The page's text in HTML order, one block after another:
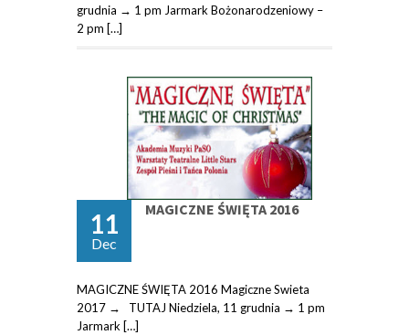
grudnia → 1 pm Jarmark Bożonarodzeniowy –
2 pm […]
11
Dec
MAGICZNE ŚWIĘTA 2016
MAGICZNE ŚWIĘTA 2016 Magiczne Swieta
2017 → TUTAJ Niedziela, 11 grudnia → 1 pm
Jarmark […]